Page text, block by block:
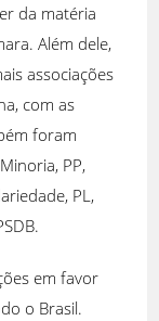
da matéria
Além dele,
associações
com as
foram
PP,
PL,
em favor
o Brasil.